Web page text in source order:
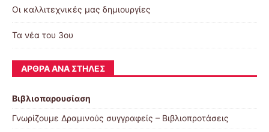
Οι καλλιτεχνικές μας δημιουργίες
Τα νέα του 3ου
ΆΡΘΡΑ ΑΝΆ ΣΤΉΛΕΣ
Βιβλιοπαρουσίαση
Γνωρίζουμε Δραμινούς συγγραφείς – Βιβλιοπροτάσεις